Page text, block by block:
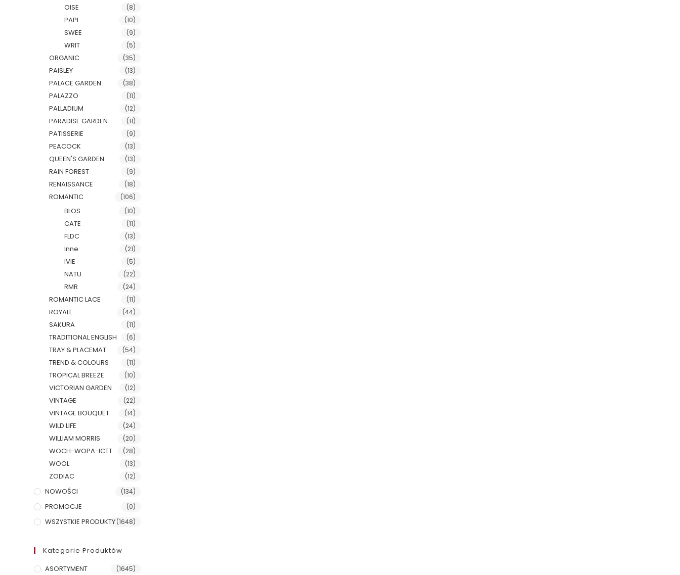
OISE (8)
PAPI (10)
SWEE (9)
WRIT (5)
ORGANIC (35)
PAISLEY (13)
PALACE GARDEN (38)
PALAZZO (11)
PALLADIUM (12)
PARADISE GARDEN (11)
PATISSERIE (9)
PEACOCK (13)
QUEEN'S GARDEN (13)
RAIN FOREST (9)
RENAISSANCE (18)
ROMANTIC (106)
BLOS (10)
CATE (11)
FLDC (13)
Inne (21)
IVIE (5)
NATU (22)
RMR (24)
ROMANTIC LACE (11)
ROYALE (44)
SAKURA (11)
TRADITIONAL ENGLISH (6)
TRAY & PLACEMAT (54)
TREND & COLOURS (11)
TROPICAL BREEZE (10)
VICTORIAN GARDEN (12)
VINTAGE (22)
VINTAGE BOUQUET (14)
WILD LIFE (24)
WILLIAM MORRIS (20)
WOCH-WOPA-ICTT (28)
WOOL (13)
ZODIAC (12)
NOWOŚCI (134)
PROMOCJE (0)
WSZYSTKIE PRODUKTY(1648)
Kategorie Produktów
ASORTYMENT
(1645)